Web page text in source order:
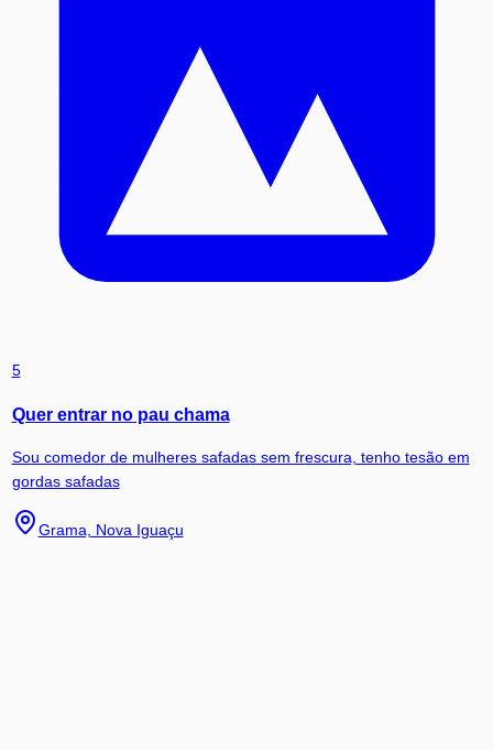
5
Quer entrar no pau chama
Sou comedor de mulheres safadas sem frescura, tenho tesão em
gordas safadas
Grama, Nova Iguaçu